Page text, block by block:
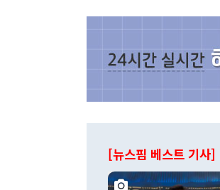
[뉴스핌 베스트 기사]